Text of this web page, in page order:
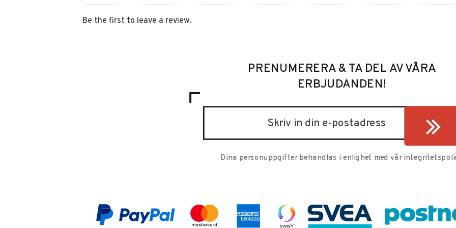
Be the first to leave a review.
PRENUMERERA & TA DEL AV VÅRA
ERBJUDANDEN!
Dina personuppgifter behandlas i enlighet med vår